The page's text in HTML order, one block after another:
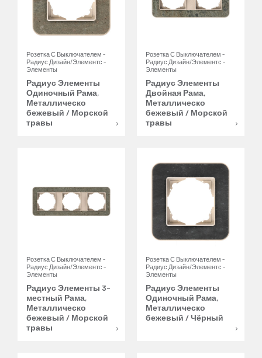
Розетка С Выключателем -
Радиус Дизайн/Элементс -
Элементы
Радиус Элементы
Одиночный Рама,
Металлическо
бежевый / Морской
травы
Розетка С Выключателем -
Радиус Дизайн/Элементс -
Элементы
Радиус Элементы
Двойная Рама,
Металлическо
бежевый / Морской
травы
Розетка С Выключателем -
Радиус Дизайн/Элементс -
Элементы
Радиус Элементы 3-
местный Рама,
Металлическо
бежевый / Морской
травы
Розетка С Выключателем -
Радиус Дизайн/Элементс -
Элементы
Радиус Элементы
Одиночный Рама,
Металлическо
бежевый / Чёрный